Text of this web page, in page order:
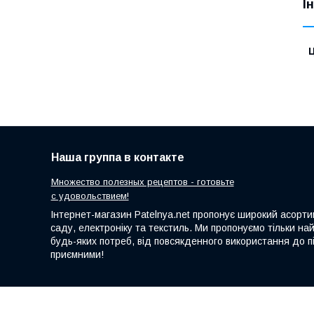
Наша группа в контакте
Множество полезных рецептов - готовьте
с удовольствием!
Інтернет-магазин Patelnya.net пропонує широкий
саду, електроніку та текстиль. Ми пропонуємо тільки
будь-яких потреб, від повсякденного використання до
приємними!